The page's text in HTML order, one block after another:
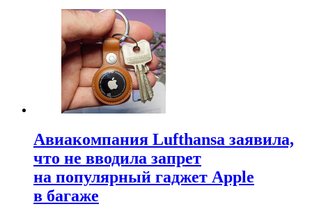
Авиакомпания Lufthansa заявила,
что не вводила запрет
на популярный гаджет Apple
в багаже